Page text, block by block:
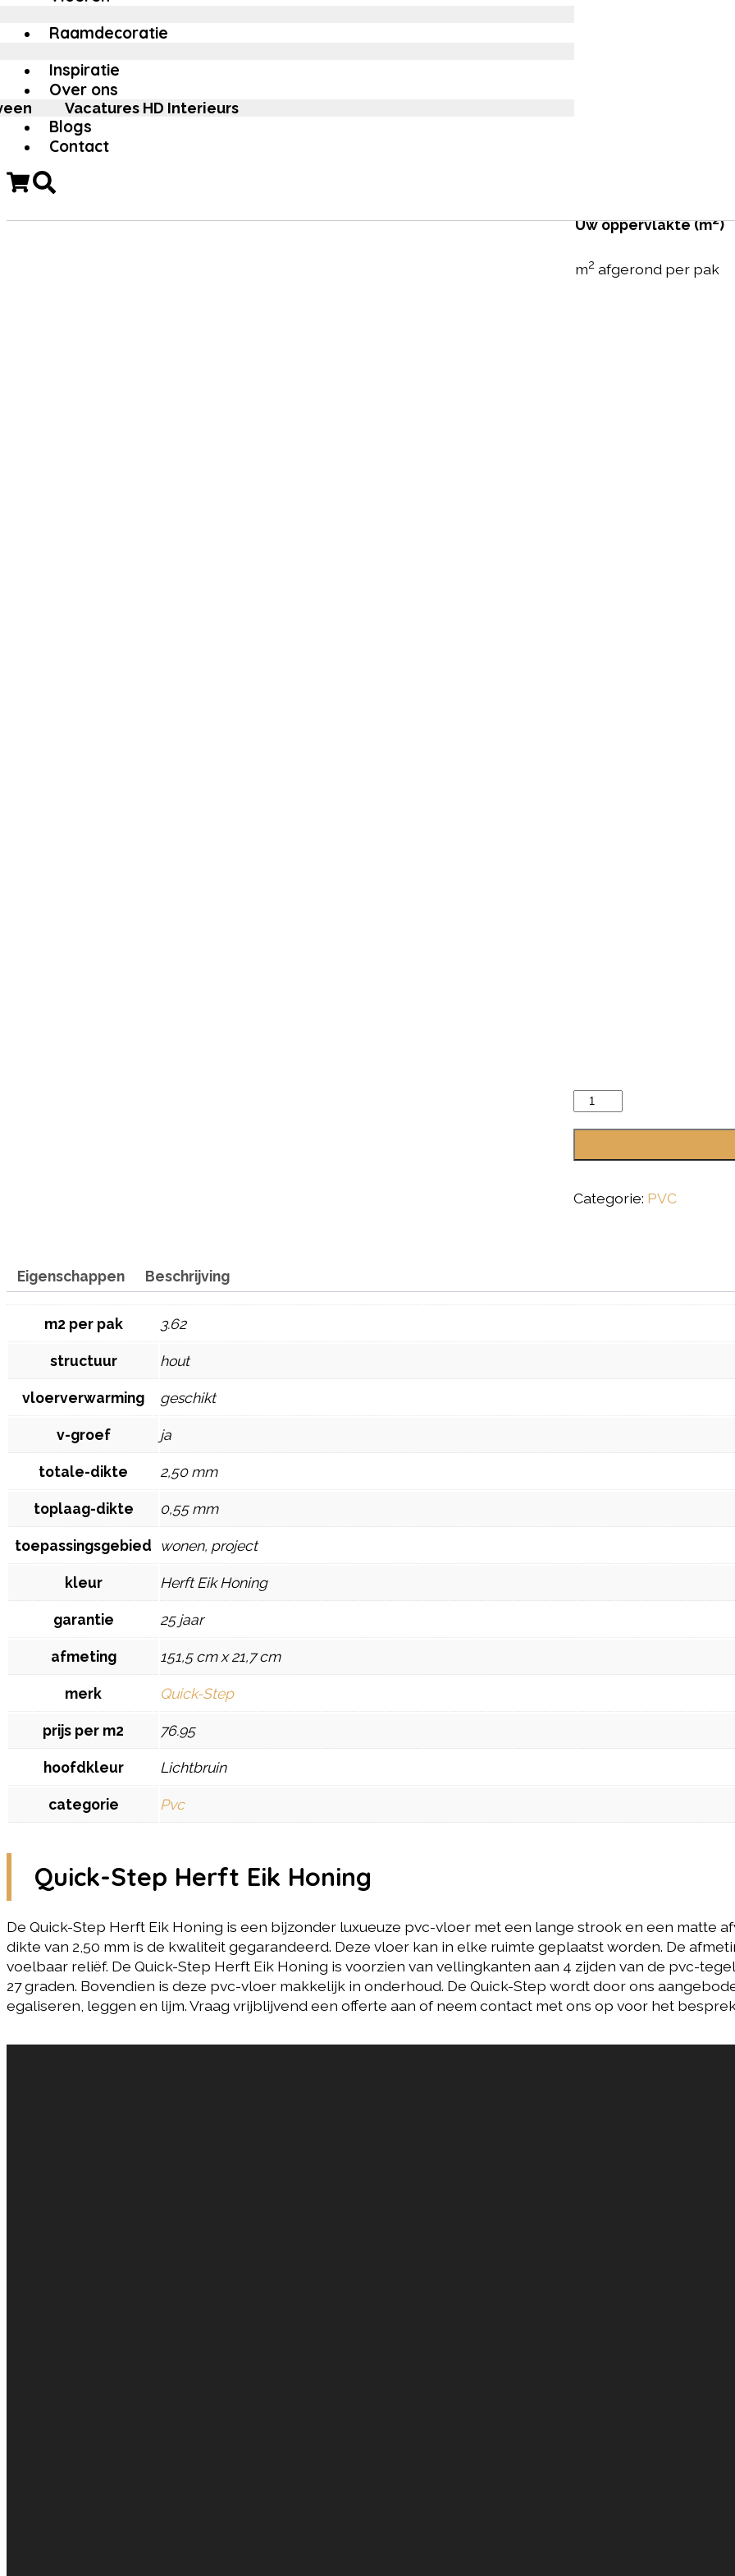
Raamdecoratie
Inspiratie
Over ons
Vacatures HD Interieurs
Blogs
Contact
Uw oppervlakte (m2)
m2 afgerond per pak
Aantal
Categorie: PVC
Eigenschappen Beschrijving
m2 per pak 3.62
structuur hout
vloerverwarming geschikt
v-groef ja
totale-dikte 2,50 mm
toplaag-dikte 0,55 mm
toepassingsgebied wonen, project
kleur Herft Eik Honing
garantie 25 jaar
afmeting 151,5 cm x 21,7 cm
merk Quick-Step
prijs per m2 76.95
hoofdkleur Lichtbruin
categorie Pvc
Quick-Step Herft Eik Honing
De Quick-Step Herft Eik Honing is een bijzonder luxueuze pvc-vloer met een lange strook en een matte
dikte van 2,50 mm is de kwaliteit gegarandeerd. Deze vloer kan in elke ruimte geplaatst worden. De
voelbaar reliëf. De Quick-Step Herft Eik Honing is voorzien van vellingkanten aan 4 zijden van de pvc-
27 graden. Bovendien is deze pvc-vloer makkelijk in onderhoud. De Quick-Step wordt door ons
egaliseren, leggen en lijm. Vraag vrijblijvend een offerte aan of neem contact met ons op voor het